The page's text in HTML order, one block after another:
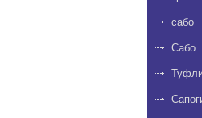
сабо
Сабо